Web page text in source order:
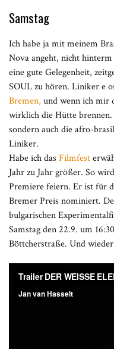
Samstag
Ich habe ja mit meinem
Nova angeht, nicht hinterm
eine gute Gelegenheit,
SOUL zu hören. Liniker e
Bremen, und wenn ich mir
wirklich die Hütte
sondern auch die afro-
Liniker.
Habe ich das Filmfest
Jahr zu Jahr größer. So
Premiere feiern. Er ist für
Bremer Preis nominiert.
bulgarischen
Samstag den 22.9. um
Böttcherstraße. Und